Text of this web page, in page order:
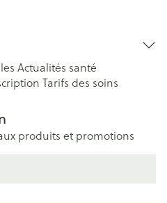
Actualités santé
Tarifs des soins
produits et promotions